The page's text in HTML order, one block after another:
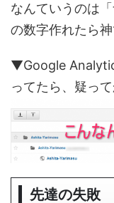
なんていうのは
の数字作れたら神
▼Google
ってたら、疑っ
先達の失敗